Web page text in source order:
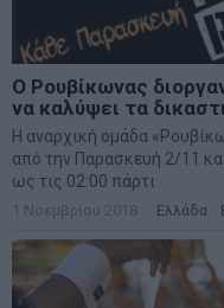
Ο Ρουβίκωνας
να καλύψει τα
Η αναρχική ομάδα
από την Παρασκευή 2/11
ως τις 02:00 πάρτι
1 Νοεμβρίου 2018 Ελλάδα